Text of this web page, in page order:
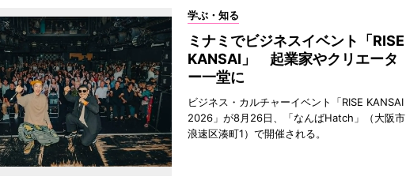
学ぶ・知る
ミナミでビジネスイベント「RISE
KANSAI」 起業家やクリエータ
ー一堂に
ビジネス・カルチャーイベント「RISE KANSAI
2026」が8月26日、「なんばHatch」（大阪市
浪速区湊町1）で開催される。